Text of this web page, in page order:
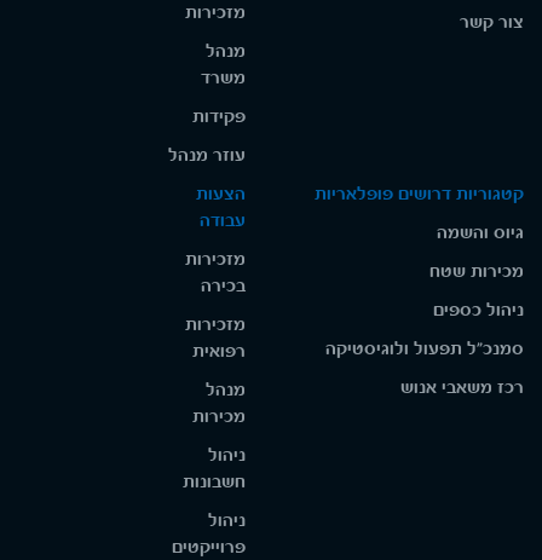
צור קשר
מזכירות
מנהל
משרד
פקידות
עוזר מנהל
קטגוריות דרושים פופלאריות
גיוס והשמה
מכירות שטח
ניהול כספים
סמנכ"ל תפעול ולוגיסטיקה
רכז משאבי אנוש
הצעות
עבודה
מזכירות
בכירה
מזכירות
רפואית
מנהל
מכירות
ניהול
חשבונות
ניהול
פרוייקטים